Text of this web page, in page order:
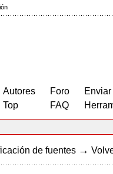
Autores
Top
Foro
FAQ
de fuentes →